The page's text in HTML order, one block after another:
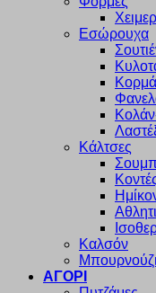
Εσώρουχα
Κάλτσες
Καλσόν
ΑΓΟΡΙ